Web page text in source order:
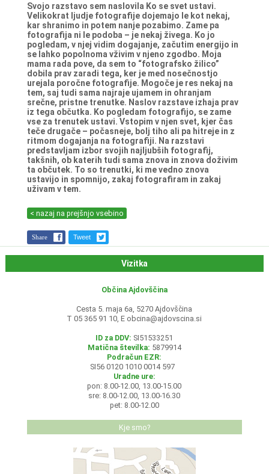
Svojo razstavo sem naslovila Ko se svet ustavi.
Velikokrat ljudje fotografije dojemajo le kot nekaj,
kar shranimo in potem nanje pozabimo. Zame pa
fotografija ni le podoba – je nekaj živega. Ko jo
pogledam, v njej vidim dogajanje, začutim energijo in
se lahko popolnoma vživim v njeno zgodbo. Moja
mama rada pove, da sem to “fotografsko žilico”
dobila prav zaradi tega, ker je med nosečnostjo
urejala poročne fotografije. Mogoče je res nekaj na
tem, saj tudi sama najraje ujamem in ohranjam
srečne, pristne trenutke. Naslov razstave izhaja prav
iz tega občutka. Ko pogledam fotografijo, se zame
vse za trenutek ustavi. Vstopim v njen svet, kjer čas
teče drugače – počasneje, bolj tiho ali pa hitreje in z
ritmom dogajanja na fotografiji. Na razstavi
predstavljam izbor svojih najljubših fotografij,
takšnih, ob katerih tudi sama znova in znova doživim
ta občutek. To so trenutki, ki me vedno znova
ustavijo in spomnijo, zakaj fotografiram in zakaj
uživam v tem.
< nazaj na prejšnjo vsebino
Share Tweet
Vizitka
Občina Ajdovščina
Cesta 5. maja 6a, 5270 Ajdovščina
T 05 365 91 10, E obcina@ajdovscina.si
ID za DDV: SI51533251
Matična številka: 5879914
Podračun EZR:
SI56 0120 1010 0014 597
Uradne ure:
pon: 8.00-12.00, 13.00-15.00
sre: 8.00-12.00, 13.00-16.30
pet: 8.00-12.00
Kje smo?